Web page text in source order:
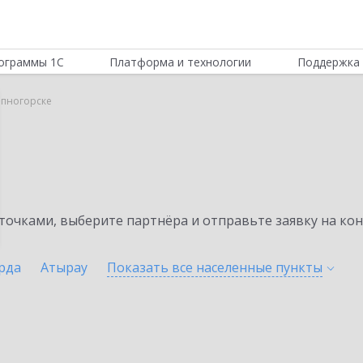
1С Платформа и технологии Поддержка
выберите партнёра и отправьте заявку на
Атырау Показать все населенные пункты